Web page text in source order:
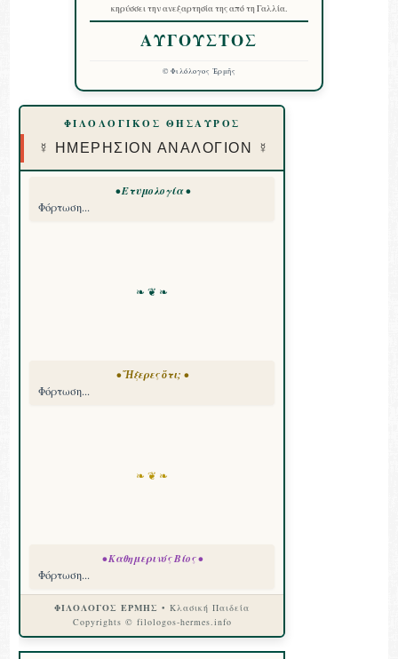
κηρύσσει την ανεξαρτησία της από τη Γαλλία.
ΑΥΓΟΥΣΤΟΣ
© Φιλόλογος Ἑρμῆς
ΦΙΛΟΛΟΓΙΚΟΣ ΘΗΣΑΥΡΟΣ
☿ ΗΜΕΡΗΣΙΟΝ ΑΝΑΛΟΓΙΟΝ ☿
• Ετυμολογία •
Φόρτωση...
❧ ❦ ❧
• Ἤξερες ὅτι; •
Φόρτωση...
❧ ❦ ❧
• Καθημερινός Βίος •
Φόρτωση...
ΦΙΛΟΛΟΓΟΣ ΕΡΜΗΣ • Κλασική Παιδεία
Copyrights © filologos-hermes.info